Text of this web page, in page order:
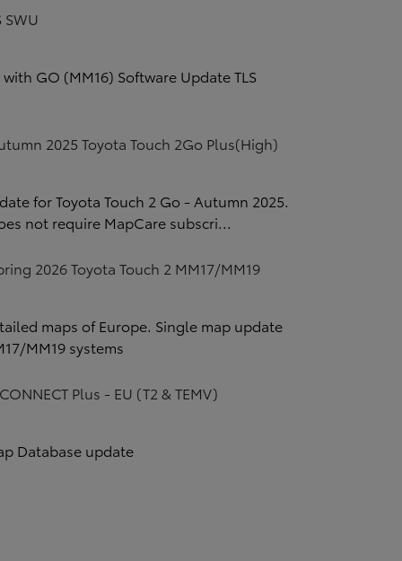
SWU
GO (MM16) Software Update TLS
2025 Toyota Touch 2Go Plus(High)
for Toyota Touch 2 Go - Autumn 2025.
not require MapCare subscri...
2026 Toyota Touch 2 MM17/MM19
maps of Europe. Single map update
MM19 systems
Plus - EU (T2 & TEMV)
Database update